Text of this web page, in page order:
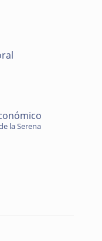
la Serena